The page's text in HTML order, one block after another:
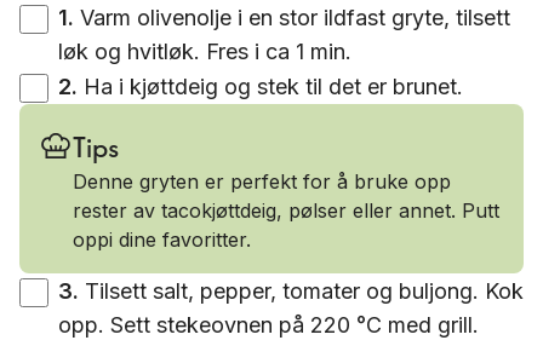
1. Varm olivenolje i en stor ildfast gryte, tilsett
løk og hvitløk. Fres i ca 1 min.
2. Ha i kjøttdeig og stek til det er brunet.
Tips
Denne gryten er perfekt for å bruke opp
rester av tacokjøttdeig, pølser eller annet. Putt
oppi dine favoritter.
3. Tilsett salt, pepper, tomater og buljong. Kok
opp. Sett stekeovnen på 220 °C med grill.